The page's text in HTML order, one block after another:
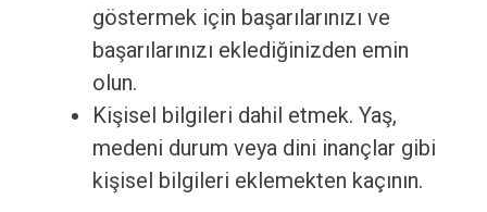
göstermek için başarılarınızı ve
başarılarınızı eklediğinizden emin
olun.
Kişisel bilgileri dahil etmek. Yaş,
medeni durum veya dini inançlar gibi
kişisel bilgileri eklemekten kaçının.